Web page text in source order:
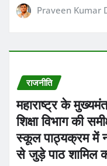
Praveen Kumar
राजनीति
महाराष्ट्र के
शिक्षा विभाग की
स्कूल पाठ्यक्रम में
से जुड़े पाठ शामिल